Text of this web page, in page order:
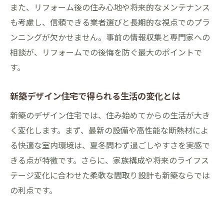
また、リフォーム後の住み心地や将来的なメンテナンス
も考慮し、信頼できる業者選びと長期的な視点でのプラ
ンニングが欠かせません。事前の情報収集と専門家への
相談が、リフォームでの後悔を防ぐ最大のポイントで
す。
新築デザイン住宅で得られる生活の変化とは
新築のデザイン住宅では、住み始めてからの生活が大き
く変化します。まず、最新の設備や高性能な断熱材によ
る快適な室内環境は、夏冬問わず過ごしやすさを実感で
きる点が特徴です。さらに、家族構成や将来のライフス
テージ変化に合わせた柔軟な間取り設計も新築ならでは
の利点です。